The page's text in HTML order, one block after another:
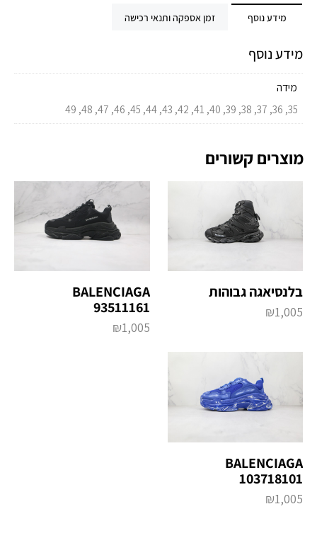
מידע נוסף זמן אספקה ותנאי רכישה
מידע נוסף
מידה
35, 36, 37, 38, 39, 40, 41, 42, 43, 44, 45, 46, 47, 48, 49
מוצרים קשורים
בלנסיאגה גבוהות
₪1,005
BALENCIAGA
93511161
₪1,005
BALENCIAGA
103718101
₪1,005